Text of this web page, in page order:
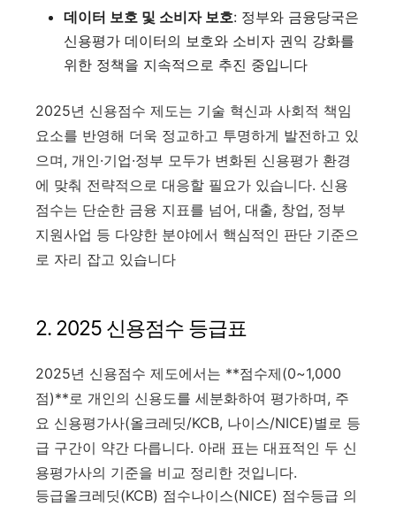
데이터 보호 및 소비자 보호: 정부와 금융당국은
신용평가 데이터의 보호와 소비자 권익 강화를
위한 정책을 지속적으로 추진 중입니다
2025년 신용점수 제도는 기술 혁신과 사회적 책임
요소를 반영해 더욱 정교하고 투명하게 발전하고 있
으며, 개인·기업·정부 모두가 변화된 신용평가 환경
에 맞춰 전략적으로 대응할 필요가 있습니다. 신용
점수는 단순한 금융 지표를 넘어, 대출, 창업, 정부
지원사업 등 다양한 분야에서 핵심적인 판단 기준으
로 자리 잡고 있습니다
2. 2025 신용점수 등급표
2025년 신용점수 제도에서는 **점수제(0~1,000
점)**로 개인의 신용도를 세분화하여 평가하며, 주
요 신용평가사(올크레딧/KCB, 나이스/NICE)별로 등
급 구간이 약간 다릅니다. 아래 표는 대표적인 두 신
용평가사의 기준을 비교 정리한 것입니다.
등급올크레딧(KCB) 점수나이스(NICE) 점수등급 의